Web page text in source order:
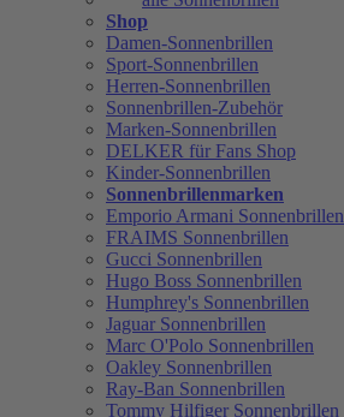
Shop
Damen-Sonnenbrillen
Sport-Sonnenbrillen
Herren-Sonnenbrillen
Sonnenbrillen-Zubehör
Marken-Sonnenbrillen
DELKER für Fans Shop
Kinder-Sonnenbrillen
Sonnenbrillenmarken
Emporio Armani Sonnenbrillen
FRAIMS Sonnenbrillen
Gucci Sonnenbrillen
Hugo Boss Sonnenbrillen
Humphrey's Sonnenbrillen
Jaguar Sonnenbrillen
Marc O'Polo Sonnenbrillen
Oakley Sonnenbrillen
Ray-Ban Sonnenbrillen
Tommy Hilfiger Sonnenbrillen